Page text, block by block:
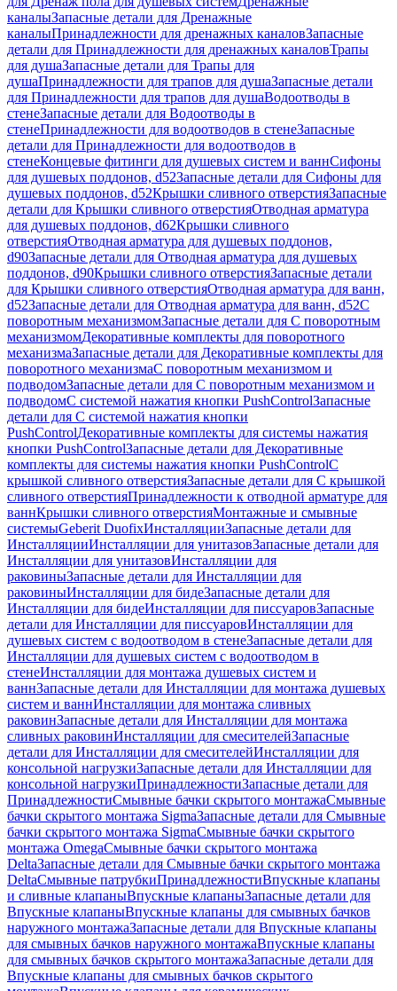
каналыЗапасные детали для Дренажные
каналыПринадлежности для дренажных каналовЗапасные
детали для Принадлежности для дренажных каналовТрапы
для душаЗапасные детали для Трапы для
душаПринадлежности для трапов для душаЗапасные детали
для Принадлежности для трапов для душаВодоотводы в
стенеЗапасные детали для Водоотводы в
стенеПринадлежности для водоотводов в стенеЗапасные
детали для Принадлежности для водоотводов в
стенеКонцевые фитинги для душевых систем и ваннСифоны
для душевых поддонов, d52Запасные детали для Сифоны для
душевых поддонов, d52Крышки сливного отверстияЗапасные
детали для Крышки сливного отверстияОтводная арматура
для душевых поддонов, d62Крышки сливного
отверстияОтводная арматура для душевых поддонов,
d90Запасные детали для Отводная арматура для душевых
поддонов, d90Крышки сливного отверстияЗапасные детали
для Крышки сливного отверстияОтводная арматура для ванн,
d52Запасные детали для Отводная арматура для ванн, d52С
поворотным механизмомЗапасные детали для С поворотным
механизмомДекоративные комплекты для поворотного
механизмаЗапасные детали для Декоративные комплекты для
поворотного механизмаС поворотным механизмом и
подводомЗапасные детали для С поворотным механизмом и
подводомС системой нажатия кнопки PushControlЗапасные
детали для С системой нажатия кнопки
PushControlДекоративные комплекты для системы нажатия
кнопки PushControlЗапасные детали для Декоративные
комплекты для системы нажатия кнопки PushControlС
крышкой сливного отверстияЗапасные детали для С крышкой
сливного отверстияПринадлежности к отводной арматуре для
ваннКрышки сливного отверстияМонтажные и смывные
системыGeberit DuofixИнсталляцииЗапасные детали для
ИнсталляцииИнсталляции для унитазовЗапасные детали для
Инсталляции для унитазовИнсталляции для
раковиныЗапасные детали для Инсталляции для
раковиныИнсталляции для бидеЗапасные детали для
Инсталляции для бидеИнсталляции для писсуаровЗапасные
детали для Инсталляции для писсуаровИнсталляции для
душевых систем с водоотводом в стенеЗапасные детали для
Инсталляции для душевых систем с водоотводом в
стенеИнсталляции для монтажа душевых систем и
ваннЗапасные детали для Инсталляции для монтажа душевых
систем и ваннИнсталляции для монтажа сливных
раковинЗапасные детали для Инсталляции для монтажа
сливных раковинИнсталляции для смесителейЗапасные
детали для Инсталляции для смесителейИнсталляции для
консольной нагрузкиЗапасные детали для Инсталляции для
консольной нагрузкиПринадлежностиЗапасные детали для
ПринадлежностиСмывные бачки скрытого монтажаСмывные
бачки скрытого монтажа SigmaЗапасные детали для Смывные
бачки скрытого монтажа SigmaСмывные бачки скрытого
монтажа OmegaСмывные бачки скрытого монтажа
DeltaЗапасные детали для Смывные бачки скрытого монтажа
DeltaСмывные патрубкиПринадлежностиВпускные клапаны
и сливные клапаныВпускные клапаныЗапасные детали для
Впускные клапаныВпускные клапаны для смывных бачков
наружного монтажаЗапасные детали для Впускные клапаны
для смывных бачков наружного монтажаВпускные клапаны
для смывных бачков скрытого монтажаЗапасные детали для
Впускные клапаны для смывных бачков скрытого